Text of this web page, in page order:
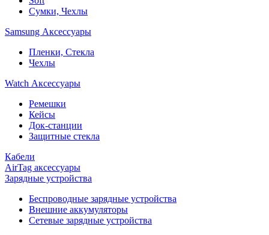
Сумки, Чехлы
Samsung Аксессуары
Пленки, Стекла
Чехлы
Watch Аксессуары
Ремешки
Кейсы
Док-станции
Защитные стекла
Кабели
AirTag аксессуары
Зарядные устройства
Беспроводные зарядные устройства
Внешние аккумуляторы
Сетевые зарядные устройства